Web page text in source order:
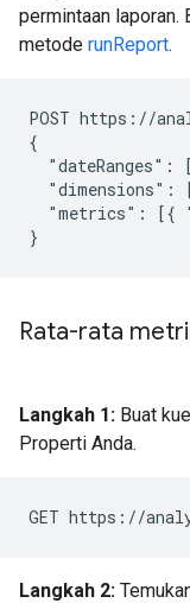
permintaan laporan.
metode runReport.
POST https://
{
"dateRanges":
"dimensions":
"metrics": [{
Rata-rata
Langkah 1: Buat
Properti Anda.
Langkah 2: